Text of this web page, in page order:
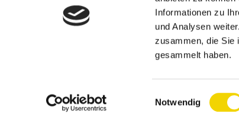
Informationen zu
und Analysen
zusammen, die Sie
gesammelt haben.
Einwilligungsauswahl
Notwendig
Im Brauke 7 | 57392 Schmallenberg | Fon: +49 (0)2972
Mail: info@metekgmbh.com | www.metekgmbh.com
Datenschutz